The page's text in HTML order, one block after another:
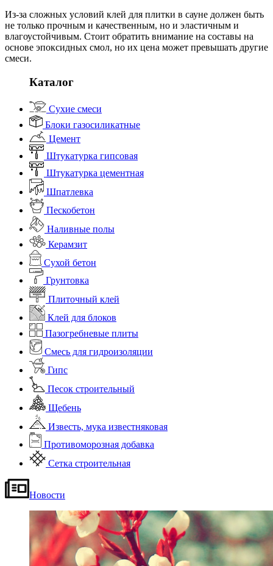
Из-за сложных условий клей для плитки в сауне должен быть
не только прочным и качественным, но и эластичным и
влагоустойчивым. Стоит обратить внимание на составы на
основе эпоксидных смол, но их цена может превышать другие
смеси.
Каталог
Сухие смеси
Блоки газосиликатные
Цемент
Штукатурка гипсовая
Штукатурка цементная
Шпатлевка
Пескобетон
Наливные полы
Керамзит
Сухой бетон
Грунтовка
Плиточный клей
Клей для блоков
Пазогребневые плиты
Смесь для гидроизоляции
Гипс
Песок строительный
Щебень
Известь, мука известняковая
Противоморозная добавка
Сетка строительная
Новости